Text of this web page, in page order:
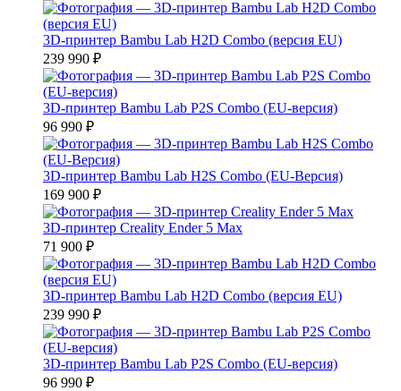
3D-принтер Bambu Lab H2D Combo (версия EU)
239 990 ₽
3D-принтер Bambu Lab P2S Combo (EU-версия)
96 990 ₽
3D-принтер Bambu Lab H2S Combo (EU-Версия)
169 900 ₽
3D-принтер Creality Ender 5 Max
71 900 ₽
3D-принтер Bambu Lab H2D Combo (версия EU)
239 990 ₽
3D-принтер Bambu Lab P2S Combo (EU-версия)
96 990 ₽